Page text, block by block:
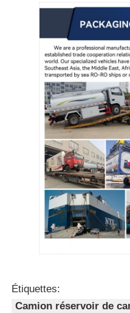
Étiquettes:
Camion réservoir de